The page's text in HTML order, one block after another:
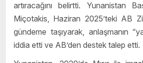
artıracağını belirtti. Yunanistan
Miçotakis, Haziran 2025’teki AB
gündeme taşıyarak, anlaşmanın
iddia etti ve AB’den destek talep etti.